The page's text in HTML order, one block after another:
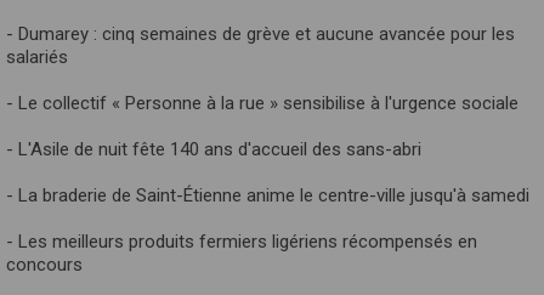
- Dumarey : cinq semaines de grève et aucune avancée pour les
salariés
- Le collectif « Personne à la rue » sensibilise à l'urgence sociale
- L'Asile de nuit fête 140 ans d'accueil des sans-abri
- La braderie de Saint-Étienne anime le centre-ville jusqu'à samedi
- Les meilleurs produits fermiers ligériens récompensés en
concours